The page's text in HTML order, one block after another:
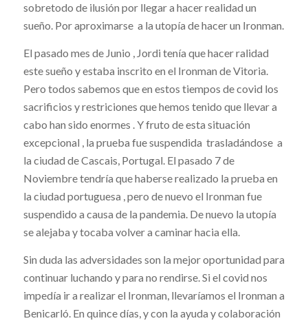
sobretodo de ilusión por llegar a hacer realidad un
sueño. Por aproximarse a la utopía de hacer un Ironman.
El pasado mes de Junio , Jordi tenía que hacer ralidad
este sueño y estaba inscrito en el Ironman de Vitoria.
Pero todos sabemos que en estos tiempos de covid los
sacrificios y restriciones que hemos tenido que llevar a
cabo han sido enormes . Y fruto de esta situación
excepcional , la prueba fue suspendida trasladándose a
la ciudad de Cascais, Portugal. El pasado 7 de
Noviembre tendría que haberse realizado la prueba en
la ciudad portuguesa , pero de nuevo el Ironman fue
suspendido a causa de la pandemia. De nuevo la utopía
se alejaba y tocaba volver a caminar hacia ella.
Sin duda las adversidades son la mejor oportunidad para
continuar luchando y para no rendirse. Si el covid nos
impedía ir a realizar el Ironman, llevaríamos el Ironman a
Benicarló. En quince días, y con la ayuda y colaboración